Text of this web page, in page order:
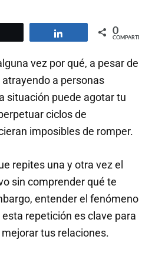
Compartir 0
COMPARTIR
vez por qué, a pesar de
a personas
situación puede agotar tu
ciclos de
imposibles de romper.
repites una y otra vez el
sin comprender qué te
entender el fenómeno
repetición es clave para
tus relaciones.